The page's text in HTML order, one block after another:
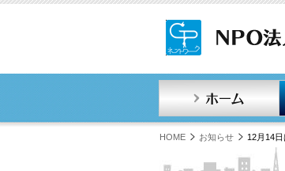
HOME お知らせ 12月14